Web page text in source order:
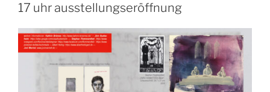
17 uhr ausstellungseröffnung